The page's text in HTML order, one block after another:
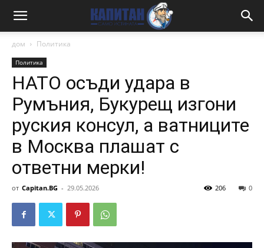
дом Политика
Политика
НАТО осъди удара в
Румъния, Букурещ изгони
руския консул, а ватниците
в Москва плашат с
ответни мерки!
от Capitan.BG - 29.05.2026 0
206